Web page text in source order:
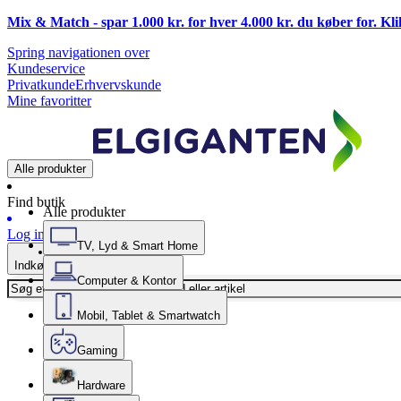
Mix & Match - spar 1.000 kr. for hver 4.000 kr. du køber for.
Spring navigationen over
Kundeservice
PrivatkundeErhvervskunde
Mine favoritter
Alle produkter
Find butik
Log ind
Indkøbskurv
Alle produkter
TV, Lyd & Smart Home
Computer & Kontor
Mobil, Tablet & Smartwatch
Gaming
Hardware